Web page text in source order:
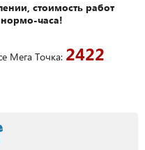
стоимость работ
часа!
Мега Точка: 2422